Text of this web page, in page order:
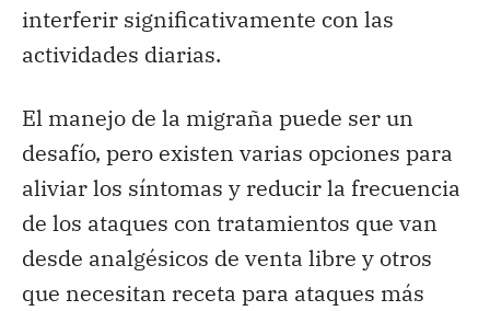
interferir significativamente con las
actividades diarias.
El manejo de la migraña puede ser un
desafío, pero existen varias opciones para
aliviar los síntomas y reducir la frecuencia
de los ataques con tratamientos que van
desde analgésicos de venta libre y otros
que necesitan receta para ataques más